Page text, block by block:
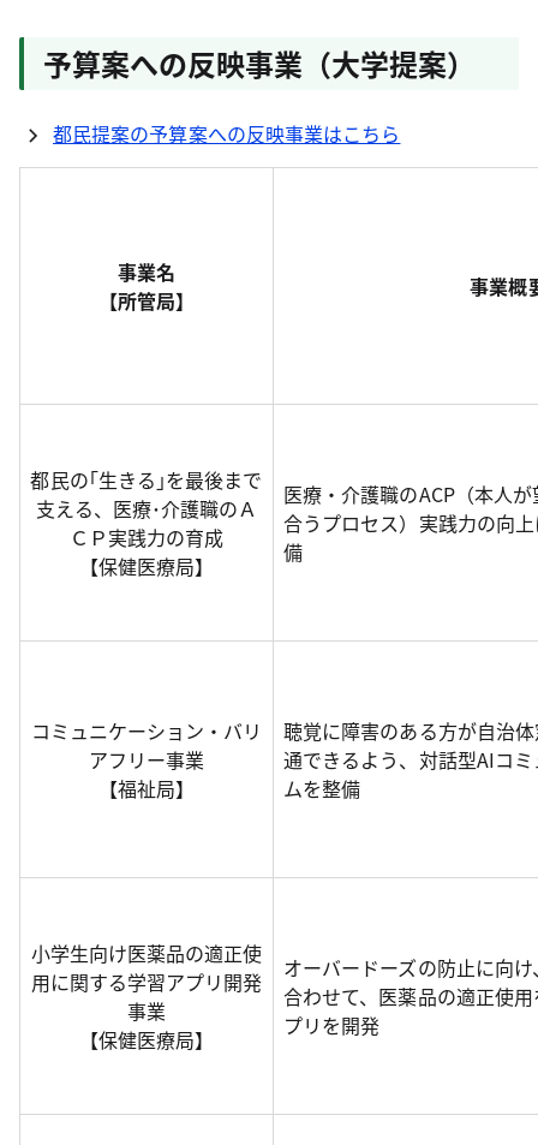
予算案への反映事業（大学提案）
都民提案の予算案への反映事業はこちら
事業名
【所管局】
事業概
都民の｢生きる｣を最後まで
支える、医療･介護職のＡ
ＣＰ実践力の育成
【保健医療局】
医療・介護職のACP（本人
合うプロセス）実践力の向
備
コミュニケーション・バリ
アフリー事業
【福祉局】
聴覚に障害のある方が自治
通できるよう、対話型AIコ
ムを整備
小学生向け医薬品の適正使
用に関する学習アプリ開発
事業
【保健医療局】
オーバードーズの防止に向
合わせて、医薬品の適正使
プリを開発